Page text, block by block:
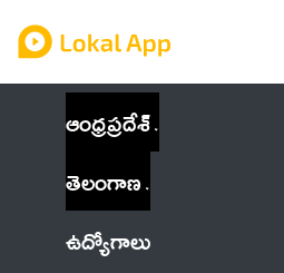
ఆంధ్రప్రదేశ్
తెలంగాణ
ఉద్యోగాలు